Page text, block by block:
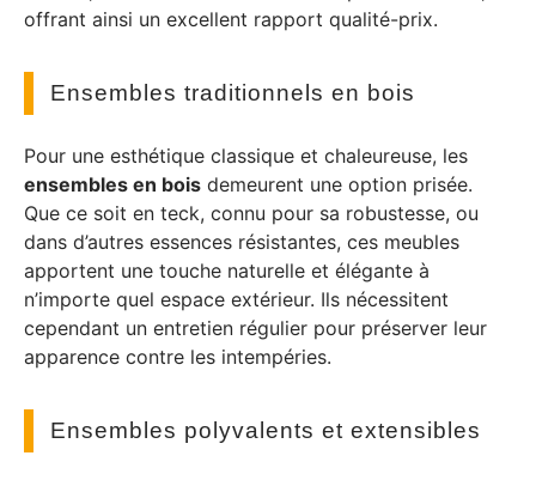
offrant ainsi un excellent rapport qualité-prix.
Ensembles traditionnels en bois
Pour une esthétique classique et chaleureuse, les
ensembles en bois demeurent une option prisée.
Que ce soit en teck, connu pour sa robustesse, ou
dans d’autres essences résistantes, ces meubles
apportent une touche naturelle et élégante à
n’importe quel espace extérieur. Ils nécessitent
cependant un entretien régulier pour préserver leur
apparence contre les intempéries.
Ensembles polyvalents et extensibles